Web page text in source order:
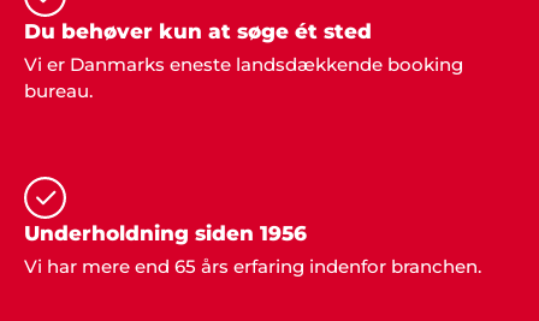
Henrik Jørgensen, Haderslev
"Alt klappede bare. Fedt band og masser af
Anne Jensen, Åbenrå
"Vi har gennem de sidste 5 år brugt Showbizz
Du behøver kun at søge ét sted
Vi er Danmarks eneste landsdækkende booking
bureau.
Underholdning siden 1956
Vi har mere end 65 års erfaring indenfor branchen.